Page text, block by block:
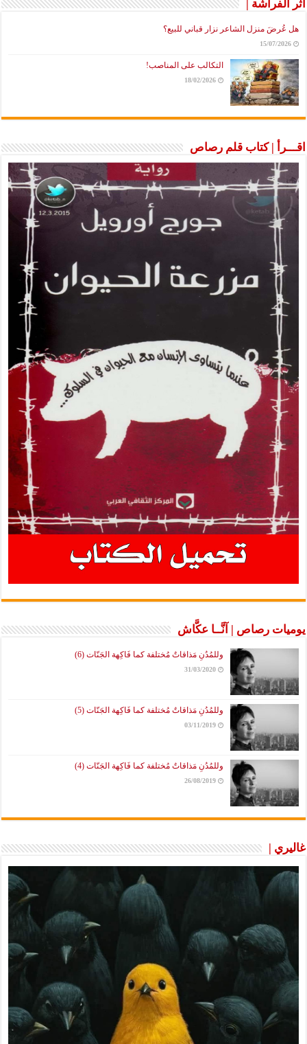
أثر الفراشة |
هل عُرضَ منزل الشاعر نزار قباني للبيع؟
15/07/2026
التكالب على المناصب!
18/02/2026
اقـــرأ | كتاب قلم رصاص
يوميات رصاص | آنَّــا عكَّاش
وللمُدُنِ مَذاقاتٌ مُختلفة كما فَاكِهة الجَنّات (6)
31/03/2020
وللمُدُنِ مَذاقاتٌ مُختلفة كما فَاكِهة الجَنّات (5)
03/11/2019
وللمُدُنِ مَذاقاتٌ مُختلفة كما فَاكِهة الجَنّات (4)
26/08/2019
غاليري |